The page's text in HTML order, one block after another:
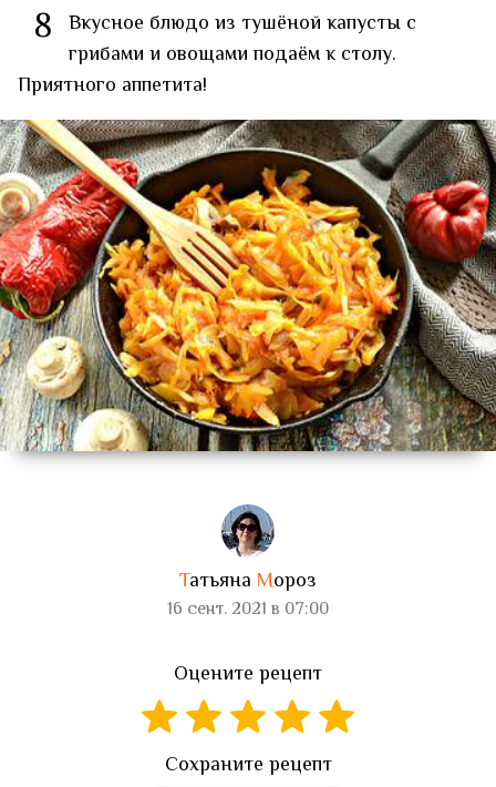
8 Вкусное блюдо из тушёной капусты с
грибами и овощами подаём к столу.
Приятного аппетита!
Татьяна Мороз
16 сент. 2021 в 07:00
Оцените рецепт
Сохраните рецепт